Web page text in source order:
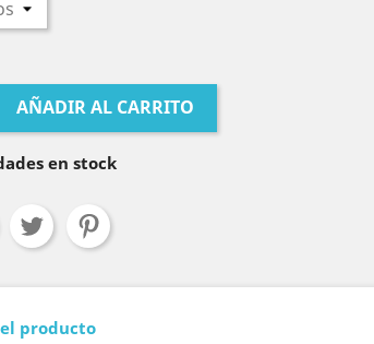
AÑADIR AL CARRITO
en stock
producto